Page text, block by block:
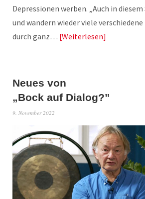
Depressionen werben. „Auch in
und wandern wieder viele
durch ganz… Weiterlesen
Neues von
„Bock auf Dialog?”
9. November 2022